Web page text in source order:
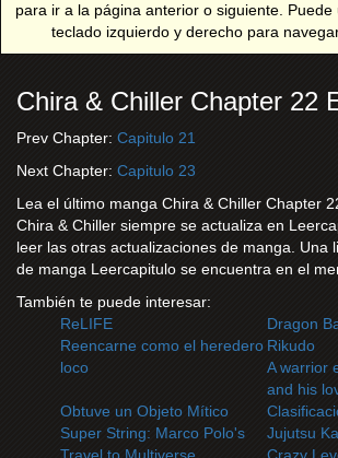
para ir a la página anterior o siguiente. Puede
teclado izquierdo y derecho para
Chira & Chiller Chapter 22
Prev Chapter: Capitulo 21
Next Chapter: Capitulo 23
Lea el último manga Chira & Chiller Chapter
Chira & Chiller siempre se actualiza en
leer las otras actualizaciones de manga. Una
de manga Leercapitulo se encuentra en el
También te puede interesar:
ReLIFE
Dragon
Reencarne como el heredero
loco
Rikudo
A warrior
and his
Obtuve un Objeto Mítico
Super String: Marco Polo's
Jujutsu